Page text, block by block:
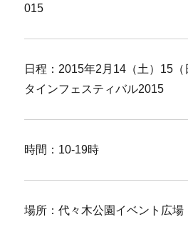
015
日程：2015年2月14（土）15
タインフェスティバル2015
時間：10-19時
場所：代々木公園イベント広場